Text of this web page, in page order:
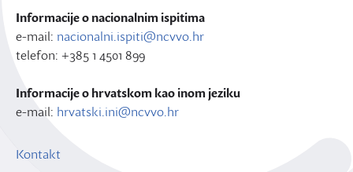
Informacije o nacionalnim ispitima
e-mail: nacionalni.ispiti@ncvvo.hr
telefon: +385 1 4501 899
Informacije o hrvatskom kao inom jeziku
e-mail: hrvatski.ini@ncvvo.hr
Kontakt